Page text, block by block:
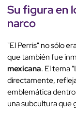
Su figura en
narco
"El Perris" no sólo
que también fue
mexicana. El tema
directamente,
emblemática
una subcultura que